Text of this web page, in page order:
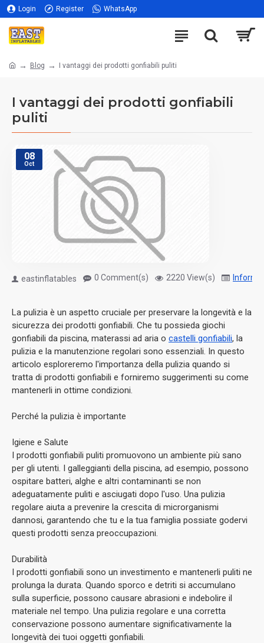
Login Register WhatsApp
Blog I vantaggi dei prodotti gonfiabili puliti
I vantaggi dei prodotti gonfiabili
puliti
08
Oct
eastinflatables 0 Comment(s) 2220 View(s)
La pulizia è un aspetto cruciale per preservare la longevità e la
sicurezza dei prodotti gonfiabili. Che tu possieda giochi
gonfiabili da piscina, materassi ad aria o castelli gonfiabili, la
pulizia e la manutenzione regolari sono essenziali. In questo
articolo esploreremo l'importanza della pulizia quando si
tratta di prodotti gonfiabili e forniremo suggerimenti su come
mantenerli in ottime condizioni.
Perché la pulizia è importante
Igiene e Salute
I prodotti gonfiabili puliti promuovono un ambiente più sano
per gli utenti. I galleggianti della piscina, ad esempio, possono
ospitare batteri, alghe e altri contaminanti se non
adeguatamente puliti e asciugati dopo l'uso. Una pulizia
regolare aiuta a prevenire la crescita di microrganismi
dannosi, garantendo che tu e la tua famiglia possiate godervi
questi prodotti senza preoccupazioni.
Durabilità
I prodotti gonfiabili sono un investimento e mantenerli puliti ne
prolunga la durata. Quando sporco e detriti si accumulano
sulla superficie, possono causare abrasioni e indebolire il
materiale nel tempo. Una pulizia regolare e una corretta
conservazione possono aumentare significativamente la
longevità dei tuoi oggetti gonfiabili.